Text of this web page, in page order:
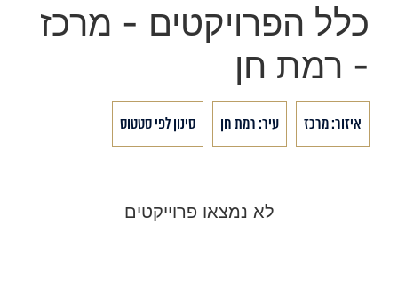
כלל הפרויקטים - מרכז
- רמת חן
איזור: מרכז עיר: רמת חן סינון לפי סטטוס
לא נמצאו פרוייקטים